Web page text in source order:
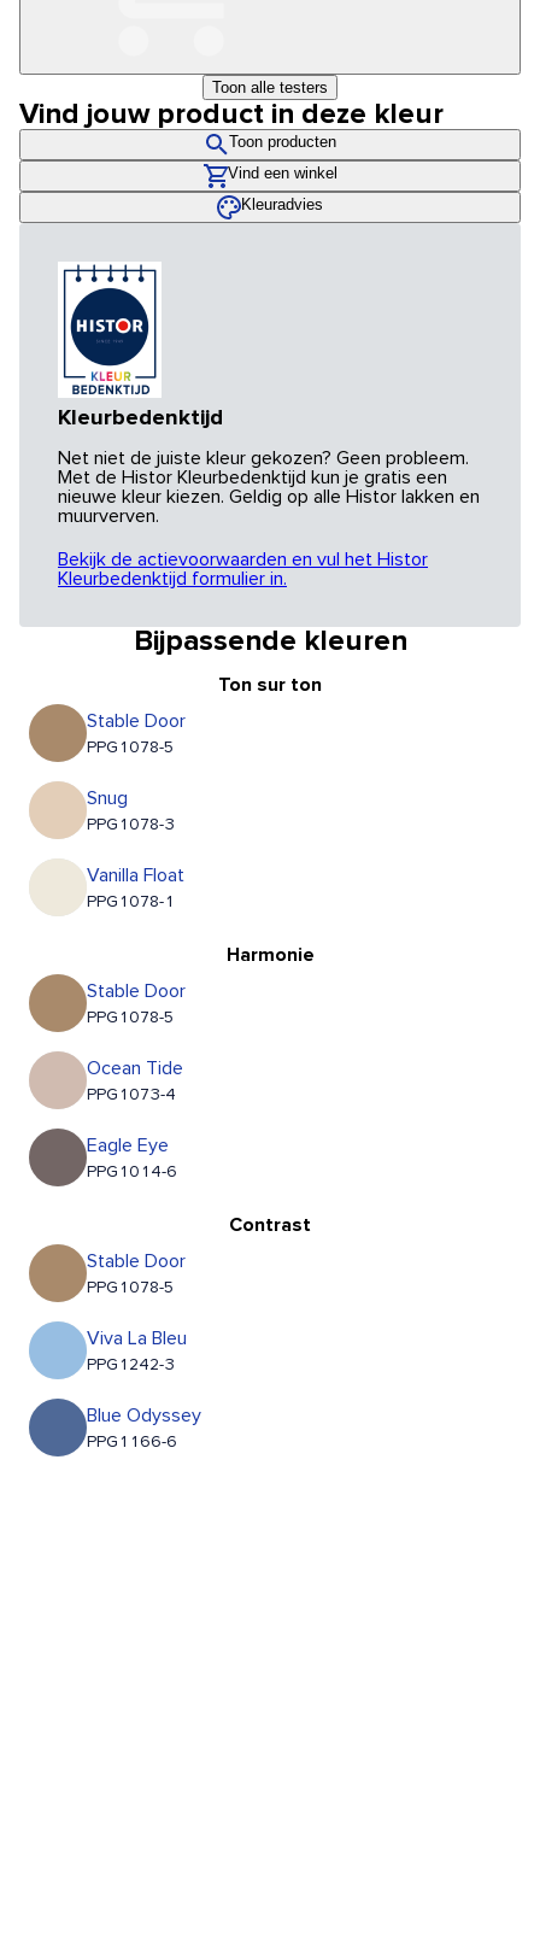
Toon alle testers
Vind jouw product in deze kleur
Toon producten
Vind een winkel
Kleuradvies
Kleurbedenktijd
Net niet de juiste kleur gekozen? Geen probleem.
Met de Histor Kleurbedenktijd kun je gratis een
nieuwe kleur kiezen. Geldig op alle Histor lakken en
muurverven.
Bekijk de actievoorwaarden en vul het Histor
Kleurbedenktijd formulier in.
Bijpassende kleuren
Ton sur ton
Stable Door
PPG1078-5
Snug
PPG1078-3
Vanilla Float
PPG1078-1
Harmonie
Stable Door
PPG1078-5
Ocean Tide
PPG1073-4
Eagle Eye
PPG1014-6
Contrast
Stable Door
PPG1078-5
Viva La Bleu
PPG1242-3
Blue Odyssey
PPG1166-6